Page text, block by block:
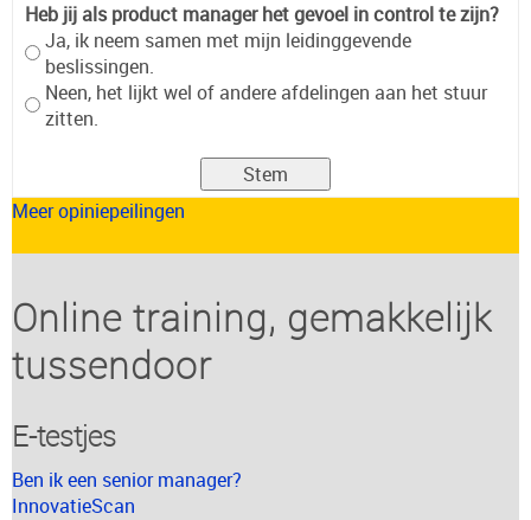
Heb jij als product manager het gevoel in control te zijn?
Ja, ik neem samen met mijn leidinggevende
beslissingen.
Neen, het lijkt wel of andere afdelingen aan het stuur
zitten.
Meer opiniepeilingen
Online training, gemakkelijk
tussendoor
E-testjes
Ben ik een senior manager?
InnovatieScan